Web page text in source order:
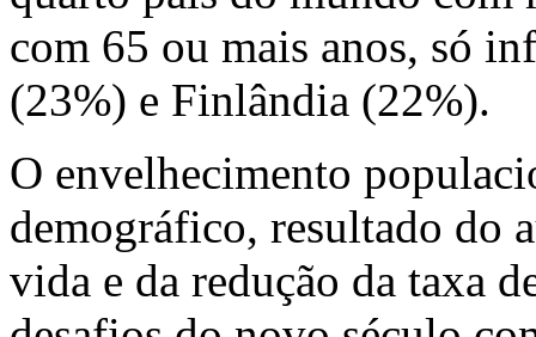
com 65 ou mais anos, só
(23%) e Finlândia (22%).
O envelhecimento
demográfico, resultado do
vida e da redução da taxa